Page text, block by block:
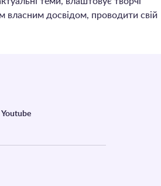
власним досвідом, проводити свій
Youtube